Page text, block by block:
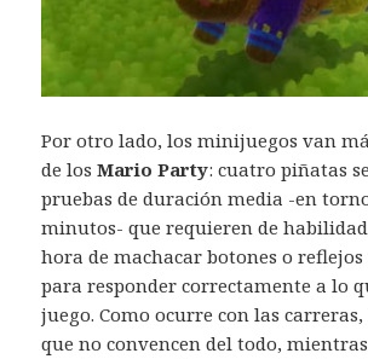
Por otro lado, los minijuegos van
de losMario Party: cuatro piñatas
pruebas de duración media -en
minutos- que requieren de
hora de machacar botones o
para responder correctamente a lo
juego. Como ocurre con las
que no convencen del todo,